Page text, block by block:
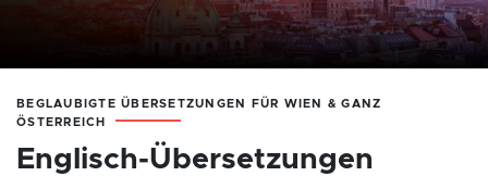
BEGLAUBIGTE ÜBERSETZUNGEN FÜR WIEN & GANZ
ÖSTERREICH
Englisch-Übersetzungen